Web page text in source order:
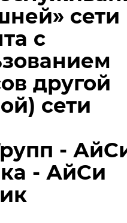
сети
с
другой
сети
-
- АйСи